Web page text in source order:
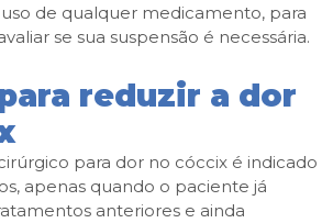
de qualquer medicamento, para
se sua suspensão é necessária.
reduzir a dor
para dor no cóccix é indicado
apenas quando o paciente já
anteriores e ainda